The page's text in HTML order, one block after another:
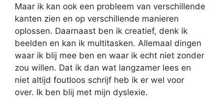
Maar ik kan ook een probleem van verschillende
kanten zien en op verschillende manieren
oplossen. Daarnaast ben ik creatief, denk ik
beelden en kan ik multitasken. Allemaal dingen
waar ik blij mee ben en waar ik echt niet zonder
zou willen. Dat ik dan wat langzamer lees en
niet altijd foutloos schrijf heb ik er wel voor
over. Ik ben blij met mijn dyslexie.